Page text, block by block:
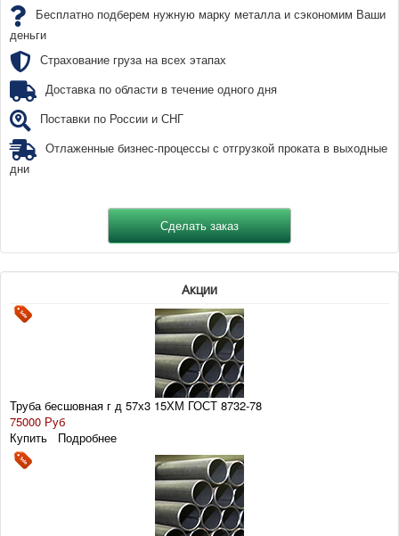
Бесплатно подберем нужную марку металла и сэкономим Ваши
деньги
Страхование груза на всех этапах
Доставка по области в течение одного дня
Поставки по России и СНГ
Отлаженные бизнес-процессы с отгрузкой проката в выходные
дни
Акции
Труба бесшовная г д 57х3 15ХМ ГОСТ 8732-78
75000 Руб
Купить
Подробнее